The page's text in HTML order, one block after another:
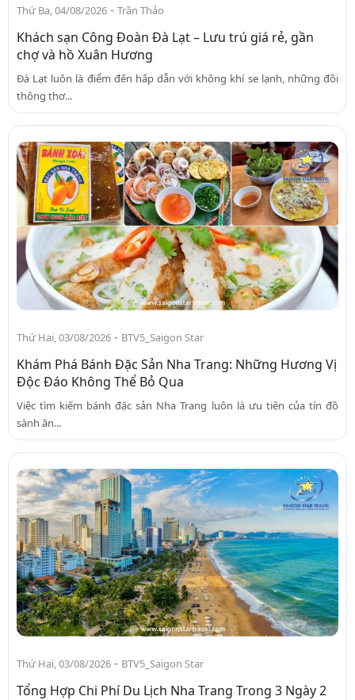
Thứ Ba, 04/08/2026 - Trần Thảo
Khách sạn Công Đoàn Đà Lạt – Lưu trú giá rẻ, gần
chợ và hồ Xuân Hương
Đà Lạt luôn là điểm đến hấp dẫn với không khí se lạnh, những đồi
thông thơ...
Thứ Hai, 03/08/2026 - BTV5_Saigon Star
Khám Phá Bánh Đặc Sản Nha Trang: Những Hương Vị
Độc Đáo Không Thể Bỏ Qua
Việc tìm kiếm bánh đặc sản Nha Trang luôn là ưu tiên của tín đồ
sành ăn...
Thứ Hai, 03/08/2026 - BTV5_Saigon Star
Tổng Hợp Chi Phí Du Lịch Nha Trang Trong 3 Ngày 2